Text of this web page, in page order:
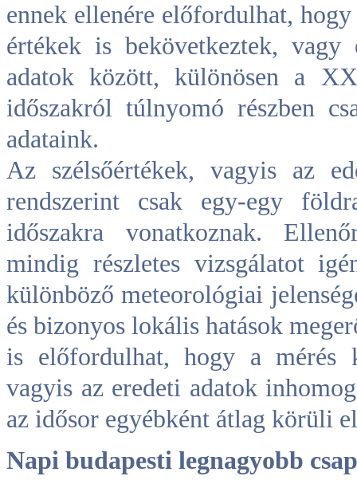
ennek ellenére előfordulhat, hogy
értékek is bekövetkeztek,
adatok között, különösen a
időszakról túlnyomó részben
adataink.
Az szélsőértékek, vagyis az
rendszerint csak egy-egy
időszakra vonatkoznak.
mindig részletes vizsgálatot
különböző meteorológiai
és bizonyos lokális hatások
is előfordulhat, hogy a mérés
vagyis az eredeti adatok
az idősor egyébként átlag körüli
Napi budapesti legnagyobb